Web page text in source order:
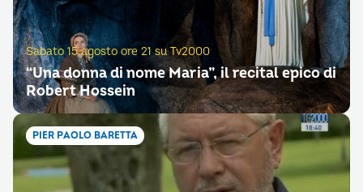
Sabato 15 agosto ore 21 su Tv2000
“Una donna di nome Maria”, il recital epico di
Robert Hossein
PIER PAOLO BARETTA